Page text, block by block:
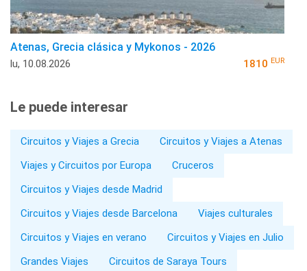
Atenas, Grecia clásica y Mykonos - 2026
lu, 10.08.2026 1810 EUR
Le puede interesar
Circuitos y Viajes a Grecia
Circuitos y Viajes a Atenas
Viajes y Circuitos por Europa
Cruceros
Circuitos y Viajes desde Madrid
Circuitos y Viajes desde Barcelona
Viajes culturales
Circuitos y Viajes en verano
Circuitos y Viajes en Julio
Grandes Viajes
Circuitos de Saraya Tours